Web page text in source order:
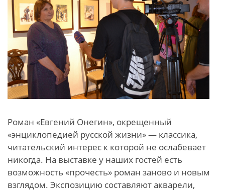
Роман «Евгений Онегин», окрещенный
«энциклопедией русской жизни» — классика,
читательский интерес к которой не ослабевает
никогда. На выставке у наших гостей есть
возможность «прочесть» роман заново и новым
взглядом. Экспозицию составляют акварели,